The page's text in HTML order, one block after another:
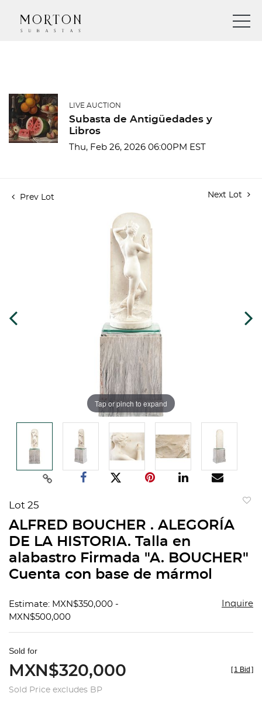
LIVE AUCTION
Subasta de Antigüedades y
Libros
Thu, Feb 26, 2026 06:00PM EST
Prev Lot Next Lot
Tap or pinch to expand
Lot 25
ALFRED BOUCHER . ALEGORÍA
DE LA HISTORIA. Talla en
alabastro Firmada "A. BOUCHER"
Cuenta con base de mármol
Estimate: MXN$350,000 -
MXN$500,000
Inquire
Sold for
MXN$320,000
Sold Price excludes BP
[ 1 Bid ]